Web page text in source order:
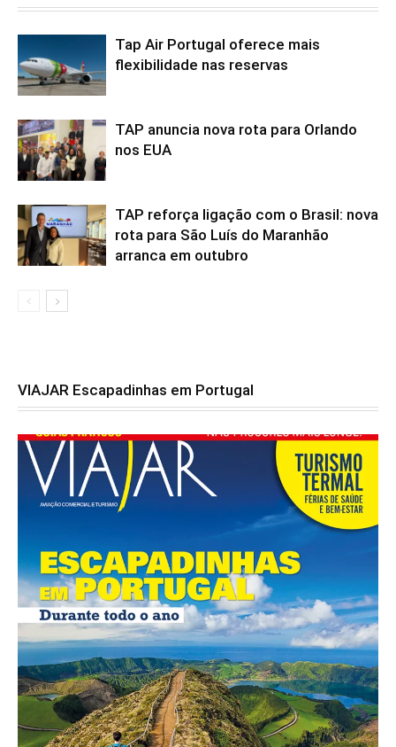
Tap Air Portugal oferece mais
flexibilidade nas reservas
TAP anuncia nova rota para Orlando
nos EUA
TAP reforça ligação com o Brasil: nova
rota para São Luís do Maranhão
arranca em outubro
VIAJAR Escapadinhas em Portugal